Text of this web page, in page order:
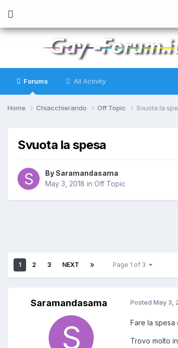
Forums All Activity
Home Chiacchierando Off Topic Svuota la
Svuota la spesa
BySaramandasama
May 3, 2018 in Off Topic
1 2 3 NEXT Page 1 of 3
Saramandasama Posted May 3,
Fare la
Trovo molto